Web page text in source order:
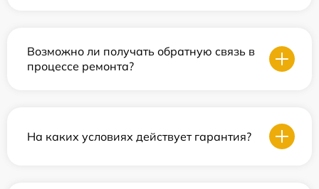
Возможно ли получать обратную связь в
процессе ремонта?
На каких условиях действует гарантия?